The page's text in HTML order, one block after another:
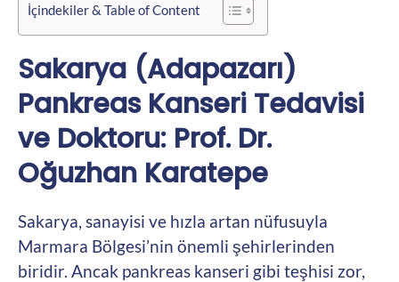
İçindekiler & Table of Content
Sakarya (Adapazarı)
Pankreas Kanseri Tedavisi
ve Doktoru: Prof. Dr.
Oğuzhan Karatepe
Sakarya, sanayisi ve hızla artan nüfusuyla
Marmara Bölgesi’nin önemli şehirlerinden
biridir. Ancak pankreas kanseri gibi teşhisi zor,